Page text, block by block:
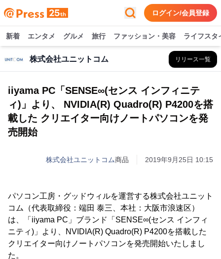
ログイン/会員登録
新着 エンタメ グルメ 旅行 ファッション・美容 ライフスタ
株式会社ユニットコム リリース一覧
iiyama PC「SENSE∞(センス インフィニテ
ィ)」より、 NVIDIA(R) Quadro(R) P4200を搭
載した クリエイター向けノートパソコンを発
売開始
株式会社ユニットコム商品 2019年9月25日 10:15
パソコン工房・グッドウィルを運営する株式会社ユニット
コム（代表取締役：端田 泰三、本社：大阪市浪速区）
は、「iiyama PC」ブランド「SENSE∞(センス インフィ
ニティ)」より、NVIDIA(R) Quadro(R) P4200を搭載した
クリエイター向けノートパソコンを発売開始いたしまし
た。